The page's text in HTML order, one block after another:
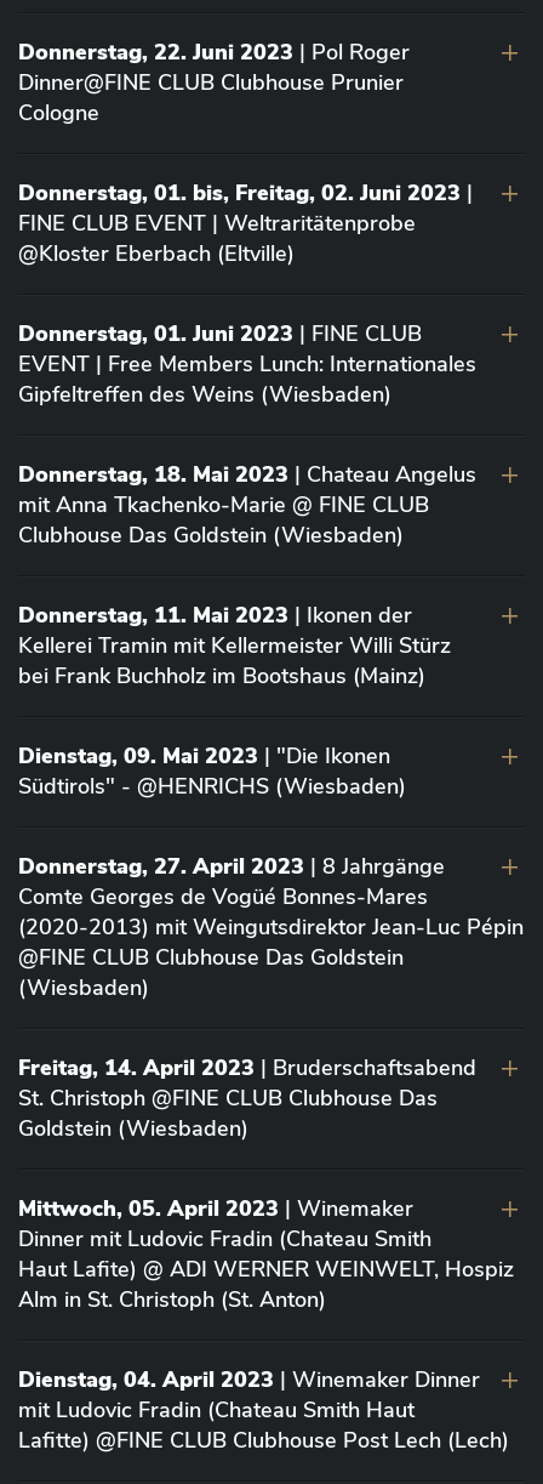
Donnerstag, 22. Juni 2023 | Pol Roger
Dinner@FINE CLUB Clubhouse Prunier
Cologne
Donnerstag, 01. bis, Freitag, 02. Juni 2023 |
FINE CLUB EVENT | Weltraritätenprobe
@Kloster Eberbach (Eltville)
Donnerstag, 01. Juni 2023 | FINE CLUB
EVENT | Free Members Lunch: Internationales
Gipfeltreffen des Weins (Wiesbaden)
Donnerstag, 18. Mai 2023 | Chateau Angelus
mit Anna Tkachenko-Marie @ FINE CLUB
Clubhouse Das Goldstein (Wiesbaden)
Donnerstag, 11. Mai 2023 | Ikonen der
Kellerei Tramin mit Kellermeister Willi Stürz
bei Frank Buchholz im Bootshaus (Mainz)
Dienstag, 09. Mai 2023 | "Die Ikonen
Südtirols" - @HENRICHS (Wiesbaden)
Donnerstag, 27. April 2023 | 8 Jahrgänge
Comte Georges de Vogüé Bonnes-Mares
(2020-2013) mit Weingutsdirektor Jean-Luc Pépin
@FINE CLUB Clubhouse Das Goldstein
(Wiesbaden)
Freitag, 14. April 2023 | Bruderschaftsabend
St. Christoph @FINE CLUB Clubhouse Das
Goldstein (Wiesbaden)
Mittwoch, 05. April 2023 | Winemaker
Dinner mit Ludovic Fradin (Chateau Smith
Haut Lafite) @ ADI WERNER WEINWELT, Hospiz
Alm in St. Christoph (St. Anton)
Dienstag, 04. April 2023 | Winemaker Dinner
mit Ludovic Fradin (Chateau Smith Haut
Lafitte) @FINE CLUB Clubhouse Post Lech (Lech)